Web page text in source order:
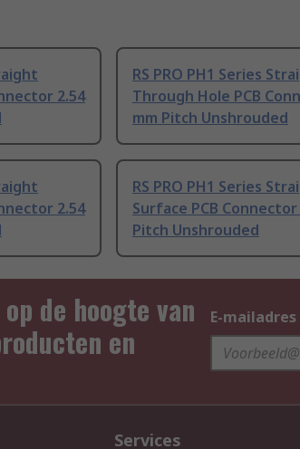
2.54
RS PRO PH1 Series
Through Hole PCB
mm Pitch Unshrouded
2.54
RS PRO PH1 Series
Surface PCB Connector
Pitch Unshrouded
de hoogte van
en
E-mailadres
Services